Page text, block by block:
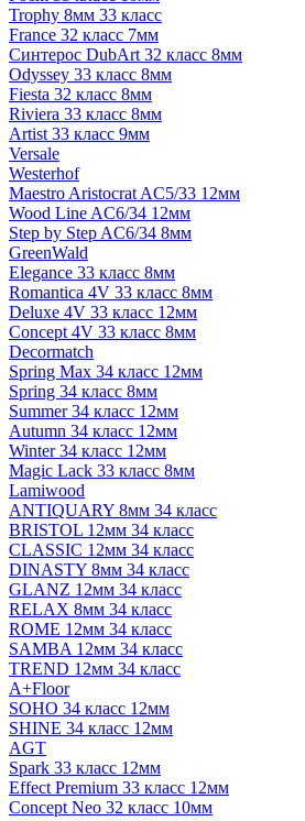
Trophy 8мм 33 класс
France 32 класс 7мм
Синтерос DubArt 32 класс 8мм
Odyssey 33 класс 8мм
Fiesta 32 класс 8мм
Riviera 33 класс 8мм
Artist 33 класс 9мм
Versale
Westerhof
Maestro Aristocrat AC5/33 12мм
Wood Line AC6/34 12мм
Step by Step AC6/34 8мм
GreenWald
Elegance 33 класс 8мм
Romantica 4V 33 класс 8мм
Deluxe 4V 33 класс 12мм
Concept 4V 33 класс 8мм
Decormatch
Spring Max 34 класс 12мм
Spring 34 класс 8мм
Summer 34 класс 12мм
Autumn 34 класс 12мм
Winter 34 класс 12мм
Magic Lack 33 класс 8мм
Lamiwood
ANTIQUARY 8мм 34 класс
BRISTOL 12мм 34 класс
CLASSIC 12мм 34 класс
DINASTY 8мм 34 класс
GLANZ 12мм 34 класс
RELAX 8мм 34 класс
ROME 12мм 34 класс
SAMBA 12мм 34 класс
TREND 12мм 34 класс
A+Floor
SOHO 34 класс 12мм
SHINE 34 класс 12мм
AGT
Spark 33 класс 12мм
Effect Premium 33 класс 12мм
Concept Neo 32 класс 10мм